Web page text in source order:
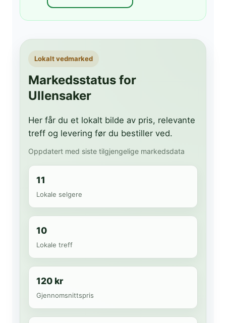
Lokalt vedmarked
Markedsstatus for
Ullensaker
Her får du et lokalt bilde av pris, relevante
treff og levering før du bestiller ved.
Oppdatert med siste tilgjengelige markedsdata
11
Lokale selgere
10
Lokale treff
120 kr
Gjennomsnittspris